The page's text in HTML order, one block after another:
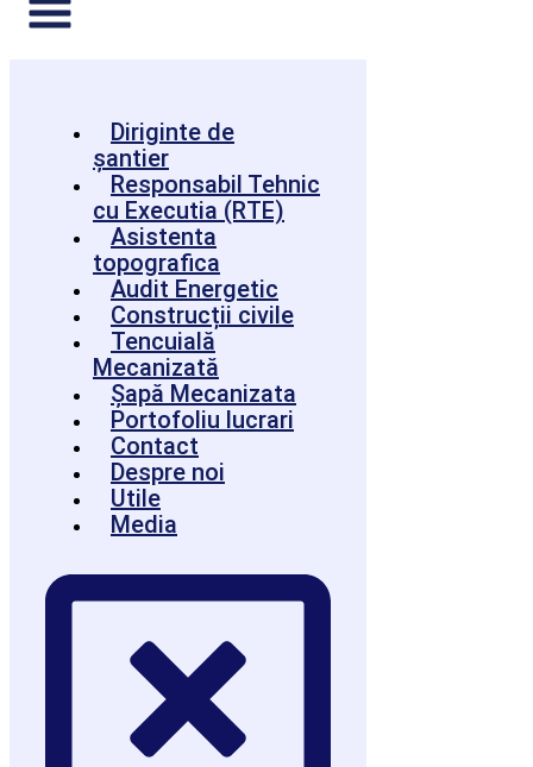
Diriginte de
șantier
Responsabil Tehnic
cu Executia (RTE)
Asistenta
topografica
Audit Energetic
Construcții civile
Tencuială
Mecanizată
Șapă Mecanizata
Portofoliu lucrari
Contact
Despre noi
Utile
Media